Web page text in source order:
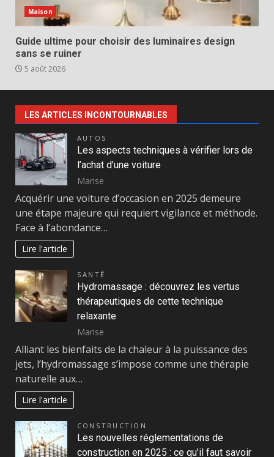
Maison
Guide ultime pour choisir des luminaires design
sans se ruiner
5 août 2026
LES ARTICLES INCONTOURNABLES
AUTOS
Les aspects techniques à vérifier lors de
l’achat d’une voiture
Marise
Acquérir une voiture d’occasion en 2025 demeure
une étape majeure qui requiert vigilance et méthode.
Face à l’abondance…
Lire l'article
SANTÉ
Hydromassage : découvrez les vertus
thérapeutiques de cette technique
relaxante
Marise
Alliant les bienfaits de la chaleur à la puissance des
jets, l’hydromassage s’impose comme une thérapie
naturelle aux…
Lire l'article
CONSTRUCTION
Les nouvelles réglementations de
construction en 2025 : ce qu’il faut savoir